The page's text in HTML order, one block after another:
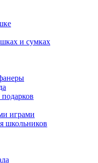
и сумках
подарков
играми
школьников